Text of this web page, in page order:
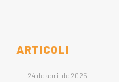
ARTICOLI
24 de abril de 2025